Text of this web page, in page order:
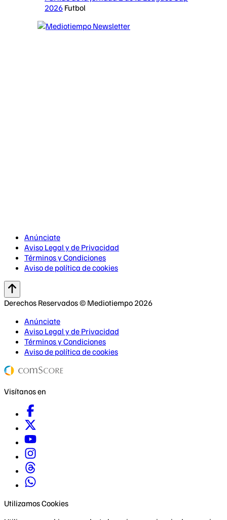
2026 Futbol
Anúnciate
Aviso Legal y de Privacidad
Términos y Condiciones
Aviso de política de cookies
Derechos Reservados © Mediotiempo 2026
Anúnciate
Aviso Legal y de Privacidad
Términos y Condiciones
Aviso de política de cookies
Visítanos en
Utilizamos Cookies